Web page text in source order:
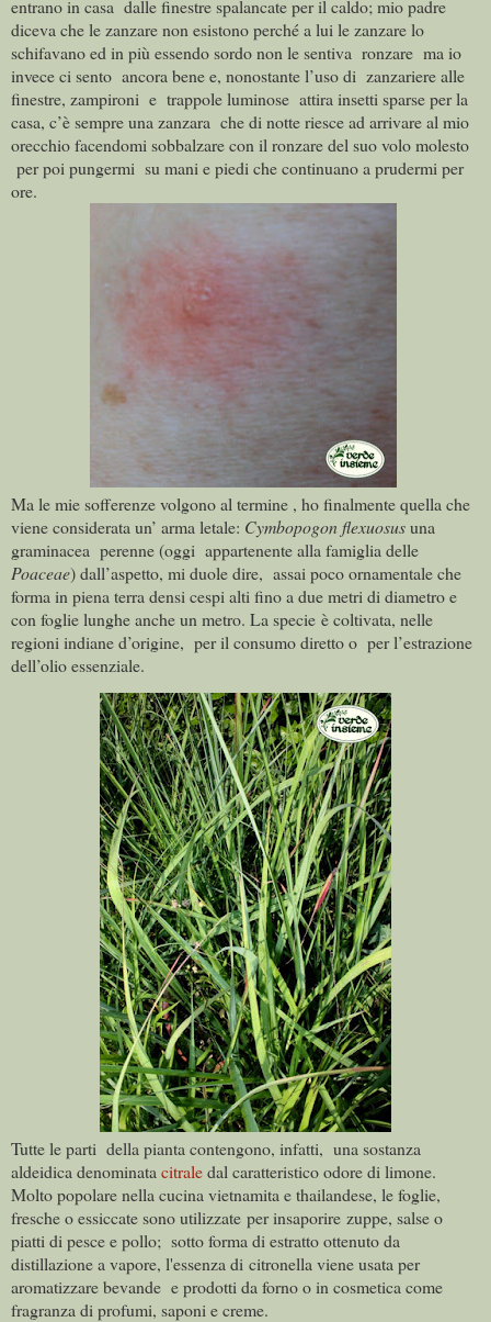
entrano in casa dalle finestre spalancate per il caldo; mio padre
diceva che le zanzare non esistono perché a lui le zanzare lo
schifavano ed in più essendo sordo non le sentiva ronzare ma io
invece ci sento ancora bene e, nonostante l’uso di zanzariere alle
finestre, zampironi e trappole luminose attira insetti sparse per la
casa, c’è sempre una zanzara che di notte riesce ad arrivare al mio
orecchio facendomi sobbalzare con il ronzare del suo volo molesto
per poi pungermi su mani e piedi che continuano a prudermi per
ore.
Ma le mie sofferenze volgono al termine , ho finalmente quella che
viene considerata un’ arma letale: Cymbopogon flexuosusuna
graminacea perenne (oggi appartenente alla famiglia delle
Poaceae) dall’aspetto, mi duole dire, assai poco ornamentale che
forma in piena terra densi cespi alti fino a due metri di diametro e
con foglie lunghe anche un metro. La specie ècoltivata, nelle
regioni indiane d’origine, per il consumo diretto o per l’estrazione
dell’olio essenziale.
Tutte le parti della pianta contengono, infatti, una sostanza
aldeidica denominata citraledal caratteristico odore di limone.
Molto popolare nella cucina vietnamita e thailandese, le foglie,
fresche o essiccate sono utilizzate per insaporire zuppe, salse o
piatti di pesce e pollo; sotto forma di estratto ottenuto da
distillazione a vapore, l'essenza di citronella viene usata per
aromatizzare bevande e prodotti da forno o in cosmetica come
fragranza di profumi, saponi e creme.